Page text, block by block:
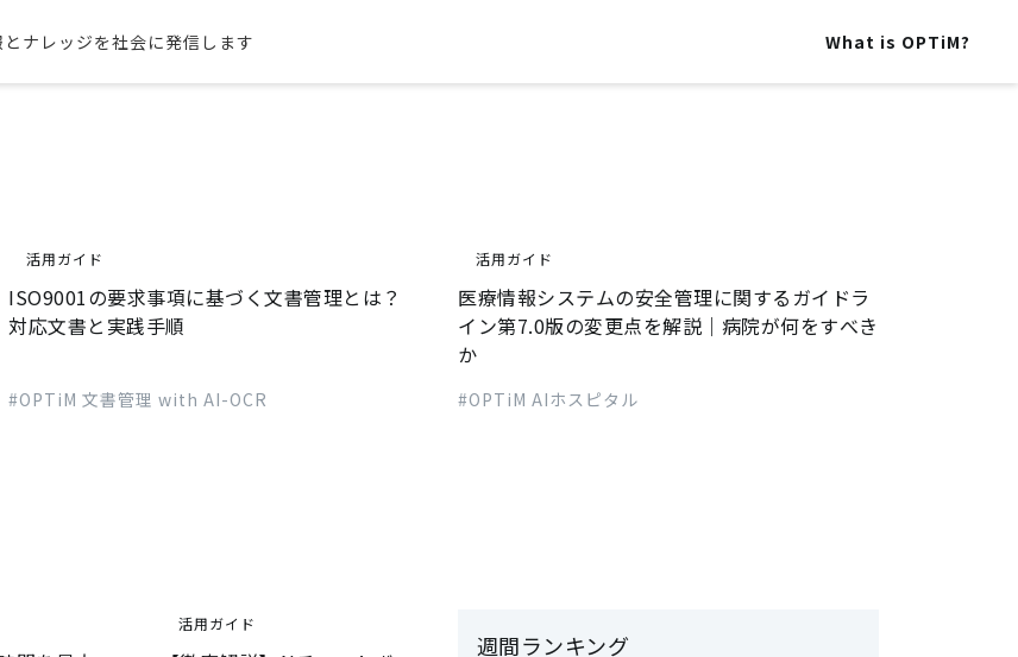
ナレッジを社会に発信します What is OPTiM?
活用ガイド
ISO9001の要求事項に基づく文書管理とは？
対応文書と実践手順
#OPTiM 文書管理 with AI-OCR
活用ガイド
医療情報システムの安全管理に関するガイドラ
イン第7.0版の変更点を解説｜病院が何をすべき
か
#OPTiM AIホスピタル
活用ガイド
週間ランキング